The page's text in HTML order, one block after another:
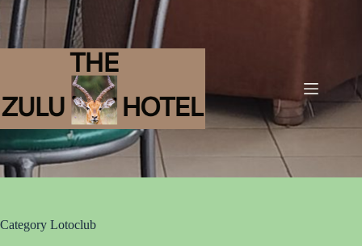
Category Lotoclub